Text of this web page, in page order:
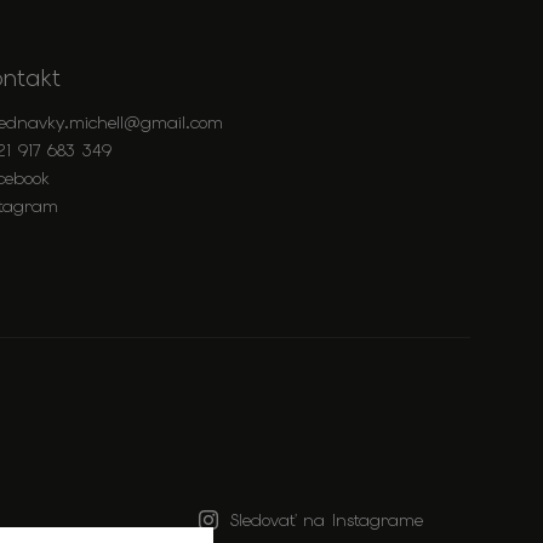
@gmail.com
917 683 349
Sledovať na Instagrame